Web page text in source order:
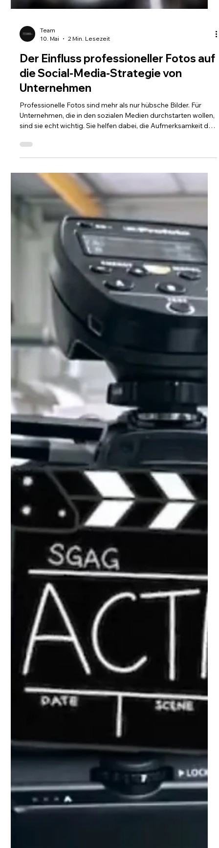
WORK
ABOUT
CONTACT
Team
10. Mai
2 Min. Lesezeit
Der Einfluss professioneller Fotos auf
die Social-Media-Strategie von
Unternehmen
Professionelle Fotos sind mehr als nur hübsche Bilder. Für
Unternehmen, die in den sozialen Medien durchstarten wollen,
sind sie echt wichtig. Sie helfen dabei, die Aufmerksamkeit der
Zielgruppe zu bekommen, Vertrauen zu schaffen und die
Markenbotschaft rüberzubringen. In diesem Beitrag erfährst
du, warum gute Fotos in der Social-Media-Strategie ein Muss
sind und wie sie den Erfolg deines Unternehmens messbar
steigern können.